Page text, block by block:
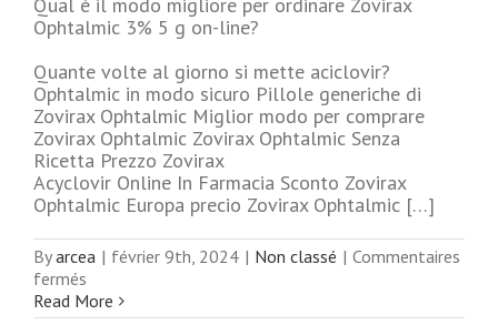
Ophtalmic 3% 5 g on-line?
Quante volte al giorno si mette aciclovir?
Ophtalmic in modo sicuro Pillole generiche di
Zovirax Ophtalmic Miglior modo per comprare
Zovirax Ophtalmic Zovirax Ophtalmic Senza
Ricetta Prezzo Zovirax
Acyclovir Online In Farmacia Sconto Zovirax
Ophtalmic Europa precio Zovirax Ophtalmic […]
Byarcea | février 9th, 2024 | Non classé | Commentaires
fermés
Vero
Acyclovir
Read More